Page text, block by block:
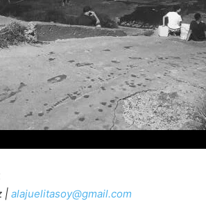
| alajuelitasoy@gmail.com